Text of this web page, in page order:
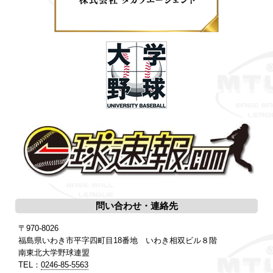
問い合わせ・連絡先
〒970-8026
福島県いわき市平字四町目18番地 いわき相双ビル８階
南東北大学野球連盟
TEL： 0246-85-5563